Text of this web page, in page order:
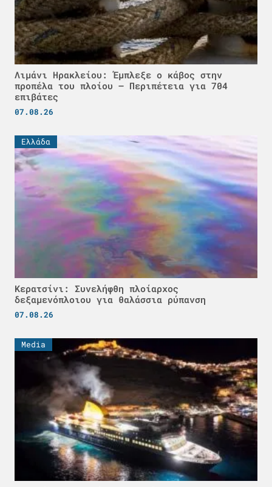
Λιμάνι Ηρακλείου: Έμπλεξε ο κάβος στην
προπέλα του πλοίου – Περιπέτεια για 704
επιβάτες
07.08.26
Ελλάδα
Κερατσίνι: Συνελήφθη πλοίαρχος
δεξαμενόπλοιου για θαλάσσια ρύπανση
07.08.26
Media